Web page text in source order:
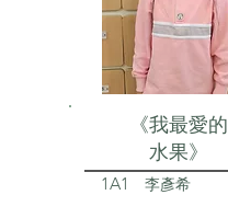
《我最愛的
水果》
1A1 李彥希